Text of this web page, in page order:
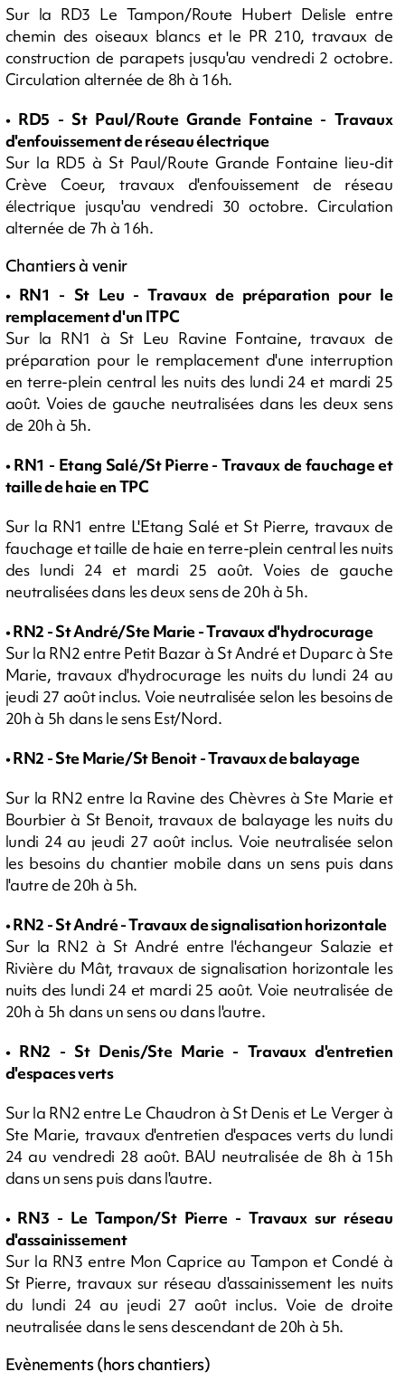
Sur la RD3 Le Tampon/Route Hubert Delisle entre
chemin des oiseaux blancs et le PR 210, travaux de
construction de parapets jusqu'au vendredi 2 octobre.
Circulation alternée de 8h à 16h.
• RD5 - St Paul/Route Grande Fontaine - Travaux
d'enfouissement de réseau électrique
Sur la RD5 à St Paul/Route Grande Fontaine lieu-dit
Crève Coeur, travaux d'enfouissement de réseau
électrique jusqu'au vendredi 30 octobre. Circulation
alternée de 7h à 16h.
Chantiers à venir
• RN1 - St Leu - Travaux de préparation pour le
remplacement d'un ITPC
Sur la RN1 à St Leu Ravine Fontaine, travaux de
préparation pour le remplacement d'une interruption
en terre-plein central les nuits des lundi 24 et mardi 25
août. Voies de gauche neutralisées dans les deux sens
de 20h à 5h.
• RN1 - Etang Salé/St Pierre - Travaux de fauchage et
taille de haie en TPC
Sur la RN1 entre L'Etang Salé et St Pierre, travaux de
fauchage et taille de haie en terre-plein central les nuits
des lundi 24 et mardi 25 août. Voies de gauche
neutralisées dans les deux sens de 20h à 5h.
• RN2 - St André/Ste Marie - Travaux d'hydrocurage
Sur la RN2 entre Petit Bazar à St André et Duparc à Ste
Marie, travaux d'hydrocurage les nuits du lundi 24 au
jeudi 27 août inclus. Voie neutralisée selon les besoins de
20h à 5h dans le sens Est/Nord.
• RN2 - Ste Marie/St Benoit - Travaux de balayage
Sur la RN2 entre la Ravine des Chèvres à Ste Marie et
Bourbier à St Benoit, travaux de balayage les nuits du
lundi 24 au jeudi 27 août inclus. Voie neutralisée selon
les besoins du chantier mobile dans un sens puis dans
l'autre de 20h à 5h.
• RN2 - St André - Travaux de signalisation horizontale
Sur la RN2 à St André entre l'échangeur Salazie et
Rivière du Mât, travaux de signalisation horizontale les
nuits des lundi 24 et mardi 25 août. Voie neutralisée de
20h à 5h dans un sens ou dans l'autre.
• RN2 - St Denis/Ste Marie - Travaux d'entretien
d'espaces verts
Sur la RN2 entre Le Chaudron à St Denis et Le Verger à
Ste Marie, travaux d'entretien d'espaces verts du lundi
24 au vendredi 28 août. BAU neutralisée de 8h à 15h
dans un sens puis dans l'autre.
• RN3 - Le Tampon/St Pierre - Travaux sur réseau
d'assainissement
Sur la RN3 entre Mon Caprice au Tampon et Condé à
St Pierre, travaux sur réseau d'assainissement les nuits
du lundi 24 au jeudi 27 août inclus. Voie de droite
neutralisée dans le sens descendant de 20h à 5h.
Evènements (hors chantiers)